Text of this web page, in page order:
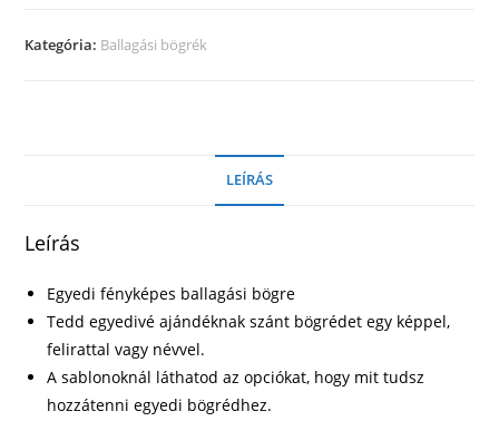
mennyiség
Kategória: Ballagási bögrék
LEÍRÁS
Leírás
Egyedi fényképes ballagási bögre
Tedd egyedivé ajándéknak szánt bögrédet egy képpel,
felirattal vagy névvel.
A sablonoknál láthatod az opciókat, hogy mit tudsz
hozzátenni egyedi bögrédhez.